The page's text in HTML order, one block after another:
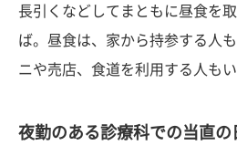
長引くなどしてまともに昼食を
ば。昼食は、家から持参する人
ニや売店、食道を利用する人もい
夜勤のある診療科での当直